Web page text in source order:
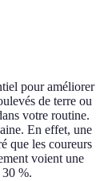
pour améliorer
de terre ou
votre routine.
En effet, une
que les coureurs
voient une
30 %.